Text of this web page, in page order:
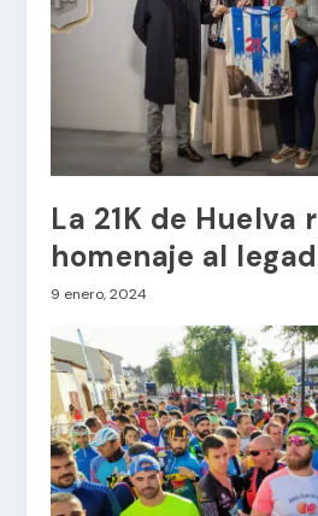
La 21K de Huelva
homenaje al
9 enero, 2024